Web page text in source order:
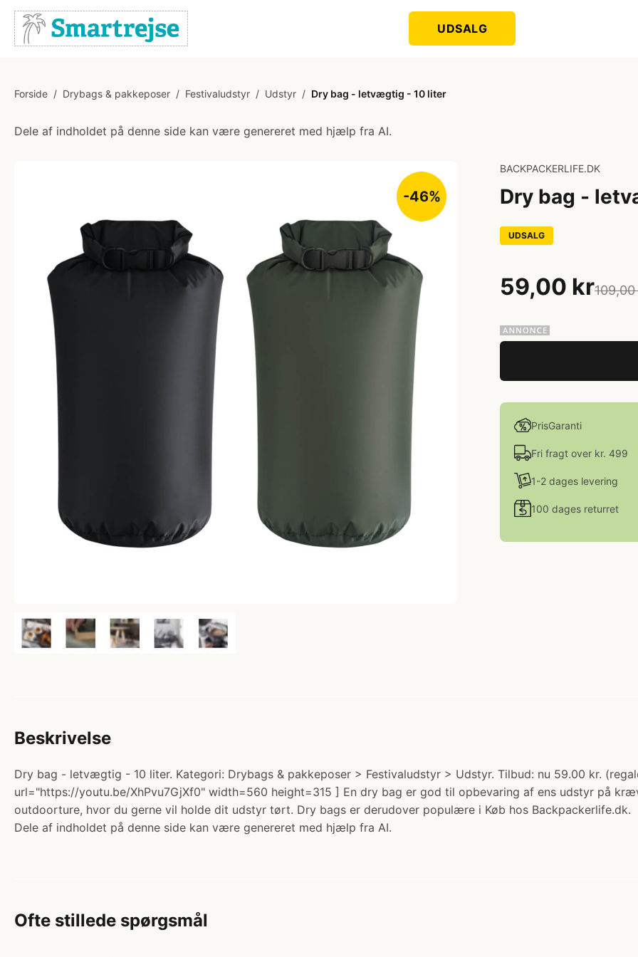
UDSALG
Forside / Drybags & pakkeposer / Festivaludstyr / Udstyr / Dry bag - letvægtig - 10 liter
Dele af indholdet på denne side kan være genereret med hjælp fra AI.
-46%
BACKPACKERLIFE.DK
Dry bag -
UDSALG
59,00 kr
PrisGaranti
Fri fragt over kr. 499
1-2 dages levering
100 dages returret
Beskrivelse
Dry bag - letvægtig - 10 liter. Kategori: Drybags & pakkeposer > Festivaludstyr > Udstyr. Tilbud: nu 59.00 kr.
url="https://youtu.be/XhPvu7GjXf0" width=560 height=315 ] En dry bag er god til opbevaring af ens udstyr på
outdoorture, hvor du gerne vil holde dit udstyr tørt. Dry bags er derudover populære i Køb hos Backpackerlife.dk.
Dele af indholdet på denne side kan være genereret med hjælp fra AI.
Ofte stillede spørgsmål